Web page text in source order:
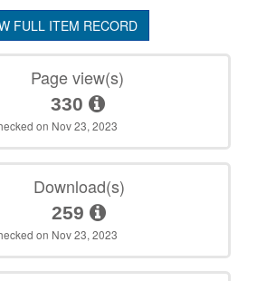
FULL ITEM RECORD
Page view(s)
330
on Nov 23, 2023
Download(s)
259
on Nov 23, 2023